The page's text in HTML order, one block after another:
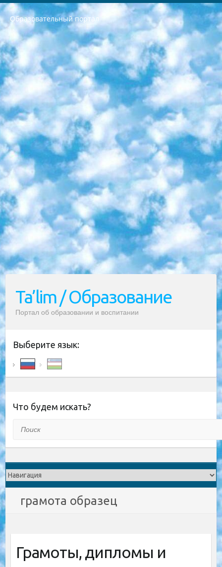
Образовательный портал
РЕСПУБЛИКА УЗБЕКИСТАН МИНИСТРЕРСТВО ДОШКОЛЬНОГО И ШКОЛЬНОГО ОБРАЗОВАНИЯ КОМАНДА в общеобразовательных учреждениях в 2023-2024 учебном году организация и проведение итоговой государственной аттестации обучающихся о Министра дошкольного и школьного образования Республики Узбекистан от 4 марта 2008 года (постановлением Минюста от 20 марта 2008 года № 1778 государственной регистрации) «Итоговое состояние учащихся общего среднего образования на основании положения об утверждении положения об аттестации общего среднего образования выпускной экзамен студентов в образовательных учреждениях в 2023-2024 учебном году В целях организации и прохождения аттестации приказываю: 1. Следующее: перечень предметов, по которым будет проводиться итоговая государственная аттестация и экзамен формы перевода согласно приложению 1; сертификаты международного образца, оценивающие уровень владения иностранными языками перечень согласно приложению 2; 2. Педагогический при специализированных образовательных учреждениях. научно-практический центр квалификации и международной оценки (Д.Давидова) 2024 г. До 25 марта: задания по предметам, по которым будет проводиться итоговая аттестация разработка и утверждение технических условий; итоговая аттестация на основании разработанного предметного задания разработка вопросов по предметам (устно и письменно), экзамен передача; общеобразовательные средние школы и специальные учебные заведения учащиеся выпускных классов школ и интернатов в агентской системе подготовка базы данных экзаменационных материалов и критериев оценки; перевод базы экзаменационных материалов на все языки обучения подать в Республиканский образовательный центр для изготовления; варианты экзаменов на основе разработанных контрольных материалов пусть будут поставлены задачи формирования. 3. Республиканский образовательный центр (Ш.Худайкулов) до 5 апреля 2024 года. до: база данных предоставленных экзаменационных материалов на все языки обучения перевод и экспертиза; для слепых, слабовидящих, глухих, слабослышащих и умственно отсталых детей учащиеся выпускных классов специализированных школ и школ-интернатов база данных экзаменационных материалов на всех преподаваемых языках подготовка критериев оценки; специализированные школы для умственно отсталых детей и технологии для учащихся выпускных классов школ-интернатов разработка соответствующих рекомендаций и критериев проведения ЕГЭ по естествознанию давать задания. 4. Педагогический при специализированных образовательных учреждениях. Научно-практический центр навыков и международной оценки (Д.Давидова), Республика образовательный центр (Худайкулов Ш.) итоговый государственный аттестационный экзамен ориентирован на творческое и логическое мышление при подготовке базы материалов учитывать введение заданий. 5. Следует отметить, что: сертификат государственного образца о знании общеобразовательного предмета и как минимум национальный уровень B1 по предметам на иностранных языках, указанным в Приложении 2. или международно признанный сертификат эквивалентного уровня студенты, изучающие определенный предмет, освобождаются от экзамена; по соответствующим предметам запланирована итоговая государственная аттестация за день до дня, путем жеребьевки Рабочей группой (в письменной форме по предметам, проводимым в форме) из числа сформированных вариантов выбрано 2 варианта; 2 выбранных варианта экзамена анонсированы на официальном сайте министерства и все выпускники по всей стране на основе этих вариантов проводит итоговую государственную аттестацию. 6. Государственное образование учащихся средних общеобразовательных учреждений. знания в соответствии с квалификационными требованиями, которые необходимо приобрести на основании стандартов итоговый (выпускной) контроль для 9 и 11 классов в целях тестирования Экзамены (далее – экзамены) состоят из предметов, перечисленных в приложении 1. будет сделано. 7. Экзамены пройдут с 26 мая по 15 июня 2024 г. (кроме науки физического воспитания). 8. Физическая для учащихся 9 классов общесредних образовательных учреждений. Экзамены по предмету «Образование, квалификация медицина» 1-6 мая 2024 года. сотрудники перевести под присмотр (с отклонениями в физическом или умственном развитии) специализированная школа для детей, школы-интернаты и со сколиозом школы-интернаты санаторного типа для больных детей исключены). 9. Он был слепым, слабовидящим и имел нарушения опорно-двигательного аппарата. экзамены в специализированных школах и интернатах для детей должны проводиться исходя из требований, предъявляемых к общеобразовательным учреждениям (физкультура кроме науки). 10. Специализированная школа для глухих и слабослышащих детей. и экзамены в интернатах и быть реализован в виде письменного теста по математике. 11. Специальность для умственно отсталых детей. Для 9 класса Родной язык и литературное письмо Государственный язык (язык обучения – узбекский). для неклассов) написано Математическое письмо Письменная/устная история Узбекистана Физическое воспитание практично Итоговый контроль Для 11 класса Написание родного языка и литературы (эссе) Математическое письмо Узбекский язык (обучение на узбекском языке) не посещающее общее среднее образование для учреждений)/Образовательное учреждение выбор письменный и устный Иностранный язык письменный/устный Письменная/устная история Узбекистана *По выбору студента:  Химия  Физика  Основы государственного права  География 10 бесплатных образовательных ресурсов - Мы составили подборку онлайн-проектов с интерактивными упражнениями, видеолекциями и статьями. Они помогут вам обрести новые и освежить старые знания бесплатно. 1. «ИНТУИТ» Старейшая образовательная площадка Рунета. Здесь вы найдёте сотни текстовых и видеокурсов на десятки различных тем — от программирования до психологии. Многие курсы подготовлены российскими университетами и крупными международными компаниями вроде Intel и Microsoft. Самостоятельное обучение бесплатное, но желающие могут оплатить услуги персональных наставников. 2. «Смартия» знакомит с актуальными профессиями и подсказывает, как им обучаться. Выбрав заинтересовавшую вас специальность — SMM-специалист, фотограф, веб-дизайнер или другую, — увидите список необходимых для неё умений. Чтобы вы могли освоить их самостоятельно, для каждого умения площадка отображает подборку ссылок на учебные материалы. Хотя «Смартия» ориентируется на русскоязычную аудиторию, часть контента всё же доступна только на английском. 3. «Лекторий Физтеха» Проект Московского физико-технического института (Физтеха). С его помощью вы можете смотреть онлайн серии лекций, записанные на видео в этом вузе. В числе доступных предметов — физика, биология, химия, информационные технологии и другие. К некоторым лекциям администрация ресурса прилагает готовые конспекты, которые можно скачивать в PDF-формате. 4. ITMOcourses Онлайн-площадка Санкт-Петербургского национального исследовательского университета информационных технологий, механики и оптики (ИТМО). Ресурс предоставляет свободный доступ к курсам, разработанным в этом вузе. Каталог материалов разбит на четыре категории: «Оптические системы и технологии», «Приборостроение и робототехника», «Информационные технологии» и «Биотехнологии». Курсы состоят из видеолекций, интерактивных демонстраций и заданий. 5. «КиберЛенинка» Электронная научная библиотека открытого доступа. Каталог площадки регулярно обрастает текстами статей из различных научных изданий. Сгруппированные по журналам и рубрикам публикации можно читать онлайн или скачивать целиком в PDF-формате. Проект нацелен на популяризацию науки за счёт открытого доступа к качественной информации. 6. «ПостНаука» На этом ресурсе публикуют подборки видеолекций, составленные экспертами из разных отраслей и объединённые общими темами. Среди них, к примеру, есть серии «Биоинформатика и геномика», «Культура средневековой Скандинавии» и Cinema Studies о теории кино. Каждая подборка лекций — логически связанная история, рассказанная экспертом от первого лица. Кроме того, на сайте появляются научно-образовательные статьи и тесты на разные темы. 7. «Newочём» Команда проекта «Newочём» отбирает самые интересные тексты из англоязычных СМИ и переводит те из них, за которые голосуют участники сообщества «ВКонтакте». По большей части это научно-популярные статьи. Редакторы придумывают лишь заголовки, в остальном содержание переводов соответствует оригиналам. Полные тексты можно читать прямо в социальной сети. 8. InternetUrok Онлайн-база материалов по основным дисциплинам школьной программы. Информация на сайте структурирована по классам, предметам и темам (урокам). Каждый урок состоит из видеолекций и конспектов. Есть также интерактивные тренажёры и тесты для закрепления пройденного материала. Даже если вы давно окончили школу, возможность повторить программу старших классов всегда может пригодиться. 9. Edutainme Ещё один ресурс об образовании. В отличие от Newtonew, как мне кажется, Edutainme больше ориентируется на представителей индустрии: педагогов, предпринимателей, разработчиков образовательных проектов. Но и любой, кто просто стремится к саморазвитию, найдёт на сайте много полезного и интересного для себя. Например, информацию о новых курсах и образовательных сервисах. 10. Newtonew Онлайн-медиа об образовании и обучении в широком смысле. Авторы Newtonew пишут об инструментах, заведениях, тактиках и стратегиях, которые помогают учить других и получать новые знания самостоятельно. На этой площадке вы найдёте новости, обзоры, аналитические мат
Ta’lim / Образование
Портал об образовании и воспитании
Выберите язык:
Что будем искать?
грамота образец
Грамоты, дипломы и